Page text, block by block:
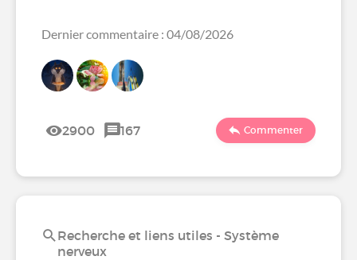
Dernier commentaire : 04/08/2026
2900 167 Commenter
Recherche et liens utiles - Système
nerveux